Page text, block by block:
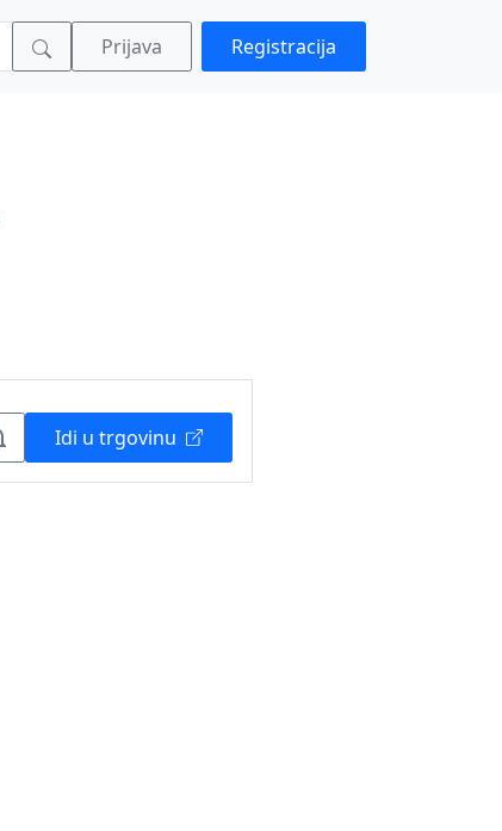
Prijava Registracija
Idi u trgovinu